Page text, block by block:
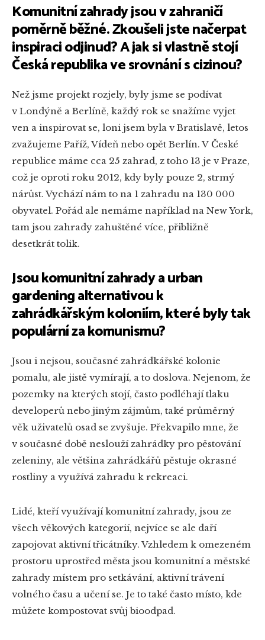
Komunitní zahrady jsou v zahraničí
poměrně běžné. Zkoušeli jste načerpat
inspiraci odjinud? A jak si vlastně stojí
Česká republika ve srovnání s cizinou?
Než jsme projekt rozjely, byly jsme se podívat
v Londýně a Berlíně, každý rok se snažíme vyjet
ven a inspirovat se, loni jsem byla v Bratislavě, letos
zvažujeme Paříž, Vídeň nebo opět Berlín. V České
republice máme cca 25 zahrad, z toho 13 je v Praze,
což je oproti roku 2012, kdy byly pouze 2, strmý
nárůst. Vychází nám to na 1 zahradu na 130 000
obyvatel. Pořád ale nemáme například na New York,
tam jsou zahrady zahuštěné více, přibližně
desetkrát tolik.
Jsou komunitní zahrady a urban
gardening alternativou k
zahrádkářským koloniím, které byly tak
populární za komunismu?
Jsou i nejsou, současné zahrádkářské kolonie
pomalu, ale jistě vymírají, a to doslova. Nejenom, že
pozemky na kterých stojí, často podléhají tlaku
developerů nebo jiným zájmům, také průměrný
věk uživatelů osad se zvyšuje. Překvapilo mne, že
v současné době neslouží zahrádky pro pěstování
zeleniny, ale většina zahrádkářů pěstuje okrasné
rostliny a využívá zahradu k rekreaci.
Lidé, kteří využívají komunitní zahrady, jsou ze
všech věkových kategorií, nejvíce se ale daří
zapojovat aktivní třicátníky. Vzhledem k omezeném
prostoru uprostřed města jsou komunitní a městské
zahrady místem pro setkávání, aktivní trávení
volného času a učení se. Je to také často místo, kde
můžete kompostovat svůj bioodpad.